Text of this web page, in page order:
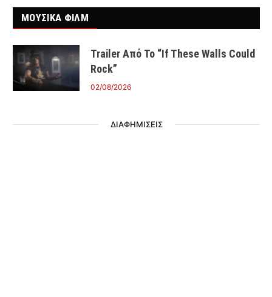
ΜΟΥΣΙΚΑ ΦΙΛΜ
Trailer Από Το “If These Walls Could
Rock”
02/08/2026
ΔΙΑΦΗΜΙΣΕΙΣ